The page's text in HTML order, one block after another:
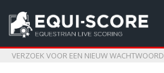
VERZOEK VOOR EEN NIEUW WACHTWOORD